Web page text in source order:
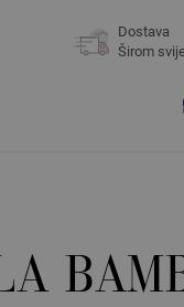
Dostava
Širom